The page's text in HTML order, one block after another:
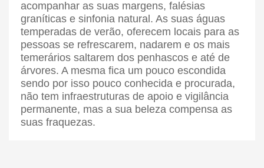
acompanhar as suas margens, falésias
graníticas e sinfonia natural. As suas águas
temperadas de verão, oferecem locais para as
pessoas se refrescarem, nadarem e os mais
temerários saltarem dos penhascos e até de
árvores. A mesma fica um pouco escondida
sendo por isso pouco conhecida e procurada,
não tem infraestruturas de apoio e vigilância
permanente, mas a sua beleza compensa as
suas fraquezas.